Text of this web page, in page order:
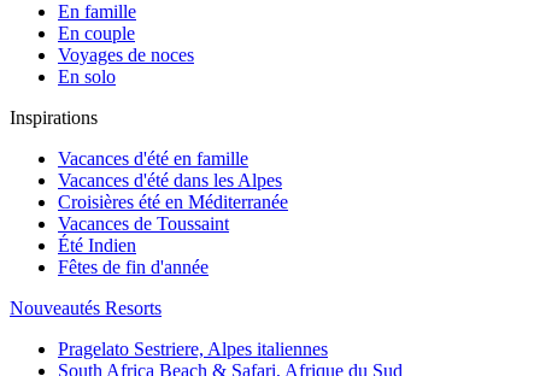
En famille
En couple
Voyages de noces
En solo
Inspirations
Vacances d'été en famille
Vacances d'été dans les Alpes
Croisières été en Méditerranée
Vacances de Toussaint
Été Indien
Fêtes de fin d'année
Nouveautés Resorts
Pragelato Sestriere, Alpes italiennes
South Africa Beach & Safari, Afrique du Sud